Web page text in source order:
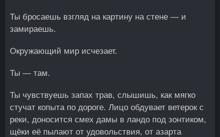
Ты бросаешь взгляд на картину на стене — и
замираешь.
Окружающий мир исчезает.
Ты — там.
Ты чувствуешь запах трав, слышишь, как мягко
стучат копыта по дороге. Лицо обдувает ветерок с
реки, доносится смех дамы в ландо под зонтиком,
щёки её пылают от удовольствия, от азарта